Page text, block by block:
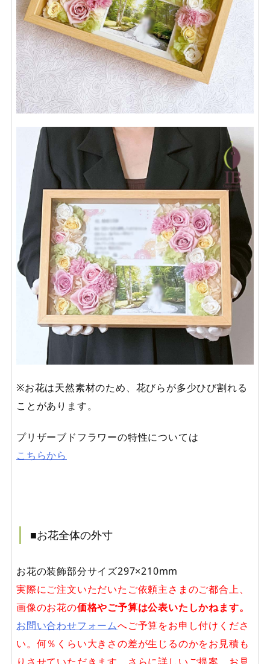
※お花は天然素材のため、花びらが多少ひび割れる
ことがあります。
プリザーブドフラワーの特性については
こちらから
■お花全体の外寸
お花の装飾部分サイズ297×210mm
実際にご注文いただいたご依頼主さまのご都合上、
画像のお花の価格やご予算は公表いたしかねます。
お問い合わせフォームへご予算をお申し付けくださ
い。何％くらい大きさの差が生じるのかをお見積も
りさせていただきます。さらに詳しいご提案、お見